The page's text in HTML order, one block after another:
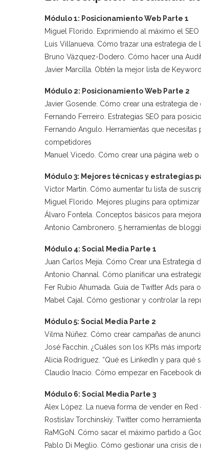
Módulo 1: Posicionamiento Web Parte 1
Miguel Florido. Exprimiendo al máximo el SEO
Luis Villanueva. Cómo trazar una estrategia
Bruno Vázquez-Dodero. Cómo hacer una
Javier Marcilla. Obtén la mejor lista de
Módulo 2: Posicionamiento Web Parte 2
Javier Gosende. Cómo crear una estrategia
Fernando Ferreiro. Estrategias SEO para
Fernando Angulo. Herramientas que
competidores
Manuel Vicedo. Cómo crear una página web
Módulo 3: Mejores técnicas y estrategias
Víctor Martín. Cómo aumentar tu lista de
Miguel Florido. Mejores plugins para
Álvaro Fontela. Conceptos básicos para
Antonio Cambronero. 5 herramientas de
Módulo 4: Social Media Parte 1
Juan Carlos Mejía. Cómo Crear una Estrategia
Antonio Channal. Cómo planificar una
Fer Rubio Ahumada. Guía de Twitter Ads para
Mabel Cajal. Cómo gestionar y controlar la
Módulo 5: Social Media Parte 2
Vilma Núñez. Cómo crear campañas de
José Facchin. ¿Cuáles son los KPIs más
Alicia Rodríguez. “Qué es LinkedIn y para qué
Claudio Inacio. Cómo empezar en Facebook
Módulo 6: Social Media Parte 3
Alex López. La nueva forma de vender en Red
Rostislav Torchinskiy. Twitter como
RaMGoN. Cómo sacar el máximo partido a
Pablo Di Meglio. Cómo gestionar una crisis de